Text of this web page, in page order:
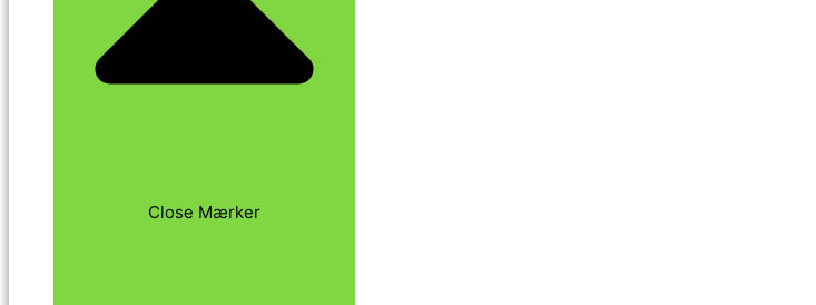
Close Mærker